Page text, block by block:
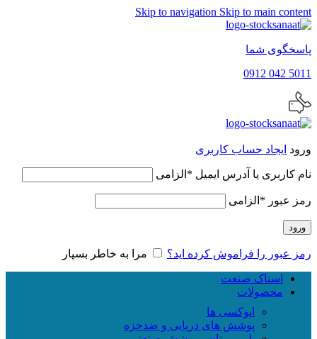
Skip to navigation Skip to main content
پاسخگوی شما
5011 042 0912
ورود ایجاد حساب کاربری
نام کاربری یا آدرس ایمیل * الزامی
رمز عبور * الزامی
ورود
رمز عبور را فراموش کرده اید؟ مرا به خاطر بسپار
استاک صنعت
محصولات
اپوکسی ها
پوشش های دریایی و ضدخزه